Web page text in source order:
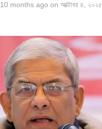
10 months ago on অক্টোবর ৪, ২০২৫